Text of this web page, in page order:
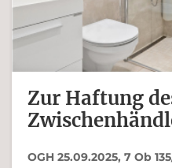
Zur Haftung
OGH 25.09.2025, 7 Ob